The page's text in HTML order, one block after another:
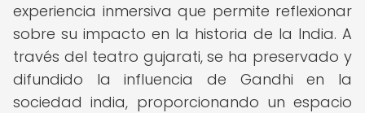
experiencia inmersiva que permite reflexionar
sobre su impacto en la historia de la India. A
través del teatro gujarati, se ha preservado y
difundido la influencia de Gandhi en la
sociedad india, proporcionando un espacio